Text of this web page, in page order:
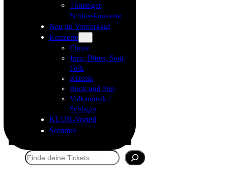
Thüringer
Schlosskonzerte
Neu im Vorverkauf
Konzerte
Chöre
Jazz, Blues, Soul,
Folk
Klassik
Rock und Pop
Volksmusik /
Schlager
KLUB-Vorteil
Sommer
Suchen